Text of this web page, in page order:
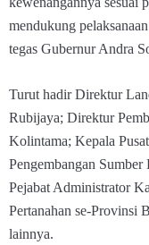
mendukung
tegas Gubernur Andra
Turut hadir Direktur
Rubijaya; Direktur
Kolintama; Kepala
Pengembangan
Pejabat Administrator
Pertanahan se-Provinsi
lainnya.